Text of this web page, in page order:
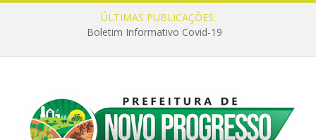
ÚLTIMAS PUBLICAÇÕES:
Boletim Informativo Covid-19